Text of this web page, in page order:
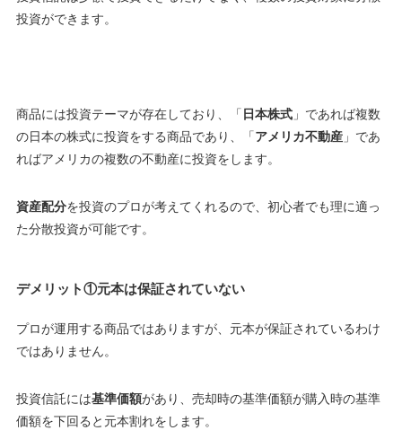
投資ができます。
商品には投資テーマが存在しており、「 日本株式」であれば複数
の日本の株式に投資をする商品であり、「アメリカ不動産」であ
ればアメリカの複数の不動産に投資をします。
資産配分を投資のプロが考えてくれるので、 初心者でも理に適っ
た分散投資が可能です。
デメリット①元本は保証されていない
プロが運用する商品ではありますが、 元本が保証されているわけ
ではありません。
投資信託には基準価額があり、売却時の基準価額が購入時の基準
価額を下回ると元本割れをします。